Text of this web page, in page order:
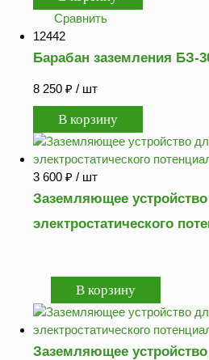
Сравнить
12442
Барабан заземления БЗ-
8 250 ₽ / шт
3 600 ₽ / шт
Заземляющее
электростатического
Заземляющее